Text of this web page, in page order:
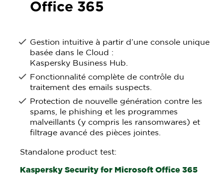
Office 365
Gestion intuitive à partir d’une console unique
basée dans le Cloud :
Kaspersky Business Hub.
Fonctionnalité complète de contrôle du
traitement des emails suspects.
Protection de nouvelle génération contre les
spams, le phishing et les programmes
malveillants (y compris les ransomwares) et
filtrage avancé des pièces jointes.
Standalone product test:
Kaspersky Security for Microsoft Office 365